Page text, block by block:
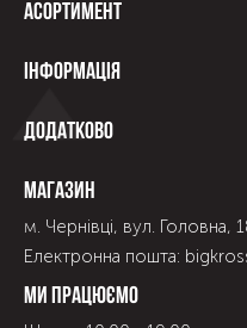
Асортимент
Інформація
Додатково
Магазин
м. Чернівці, вул. Головна,
Електронна пошта:
Ми працюємо